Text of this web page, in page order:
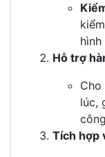
Hỗ trợ
lúc,
Tích hợp